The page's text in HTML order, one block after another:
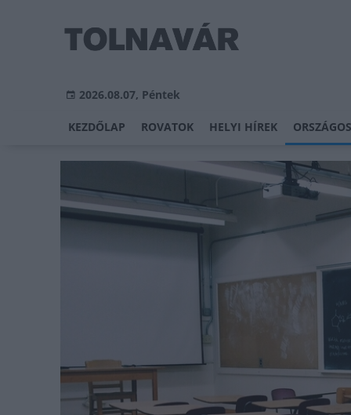
2026.08.07, Péntek
KEZDŐLAP ROVATOK HELYI HÍREK